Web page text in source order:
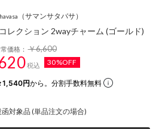
（サマンサタバサ）
レクション 2wayチャーム (ゴールド)
価格：￥6,600
税込 30%OFF
1,540円から。分割手数料無料
対象品 (単品注文の場合)